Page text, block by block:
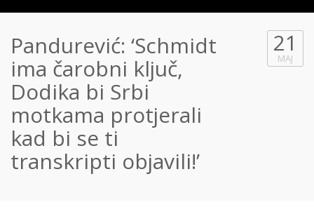
Pandurević: ‘Schmidt
ima čarobni ključ,
Dodika bi Srbi
motkama protjerali
kad bi se ti
transkripti objavili!’
21
MAJ